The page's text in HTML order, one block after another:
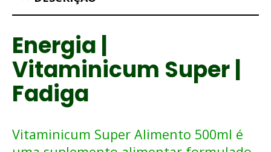
Energia |
Vitaminicum Super |
Fadiga
Vitaminicum Super Alimento 500ml é